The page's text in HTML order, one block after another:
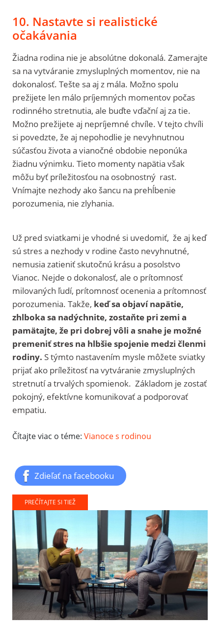
10. Nastavte si realistické
očakávania
Žiadna rodina nie je absolútne dokonalá. Zamerajte
sa na vytváranie zmysluplných momentov, nie na
dokonalosť. Tešte sa aj z mála. Možno spolu
prežijete len málo príjemných momentov počas
rodinného stretnutia, ale buďte vďační aj za tie.
Možno prežijete aj nepríjemné chvíle. V tejto chvíli
si povedzte, že aj nepohodlie je nevyhnutnou
súčasťou života a vianočné obdobie neponúka
žiadnu výnimku. Tieto momenty napätia však
môžu byť príležitosťou na osobnostný rast.
Vnímajte nezhody ako šancu na prehĺbenie
porozumenia, nie zlyhania.
Už pred sviatkami je vhodné si uvedomiť, že aj keď
sú stres a nezhody v rodine často nevyhnutné,
nemusia zatieniť skutočnú krásu a posolstvo
Vianoc. Nejde o dokonalosť, ale o prítomnosť
milovaných ľudí, prítomnosť ocenenia a prítomnosť
porozumenia. Takže, keď sa objaví napätie,
zhlboka sa nadýchnite, zostaňte pri zemi a
pamätajte, že pri dobrej vôli a snahe je možné
premeniť stres na hlbšie spojenie medzi členmi
rodiny. S týmto nastavením mysle môžete sviatky
prijať ako príležitosť na vytváranie zmysluplných
stretnutí a trvalých spomienok. Základom je zostať
pokojný, efektívne komunikovať a podporovať
empatiu.
Čítajte viac o téme: Vianoce s rodinou
Zdieľať na facebooku
PREČÍTAJTE SI TIEŽ